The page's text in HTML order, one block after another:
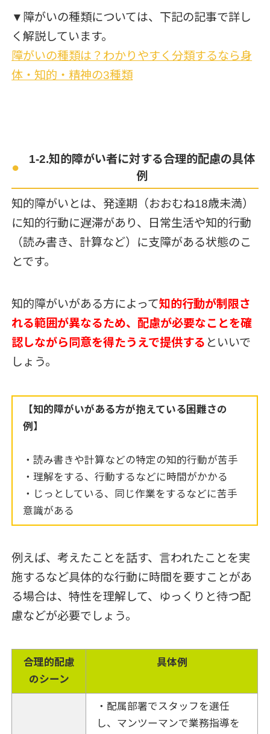
▼障がいの種類については、下記の記事で詳し
く解説しています。
障がいの種類は？わかりやすく分類するなら身
体・知的・精神の3種類
1-2.知的障がい者に対する合理的配慮の具体
例
知的障がいとは、発達期（おおむね18歳未満）
に知的行動に遅滞があり、日常生活や知的行動
（読み書き、計算など）に支障がある状態のこ
とです。
知的障がいがある方によって知的行動が制限さ
れる範囲が異なるため、配慮が必要なことを確
認しながら同意を得たうえで提供する といいで
しょう。
【知的 障がいがある方が抱えている困難さの
例】
・読み書きや計算などの特定の知的行動が苦手
・理解をする、行動するなどに時間がかかる
・じっとしている、同じ作業をするなどに苦手
意識がある
例えば、考えたことを話す、言われたことを実
施するなど具体的な行動に時間を要すことがあ
る場合は、特性を理解して、ゆっくりと待つ配
慮などが必要でしょう。
合理的配慮
のシーン
具体例
・配属部署でスタッフを選任
し、マンツーマンで業務指導を